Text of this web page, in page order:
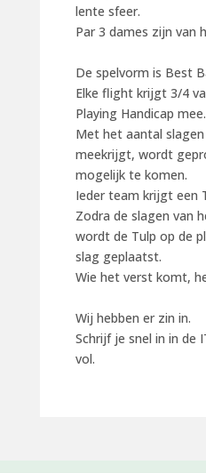
lente sfeer.
Par 3 dames zijn van
De spelvorm is Best
Elke flight krijgt 3/4
Playing Handicap mee.
Met het aantal
meekrijgt, wordt
mogelijk te komen.
Ieder team krijgt een
Zodra de slagen van
wordt de Tulp op de
slag geplaatst.
Wie het verst komt,
Wij hebben er zin in.
Schrijf je snel in in de
vol.